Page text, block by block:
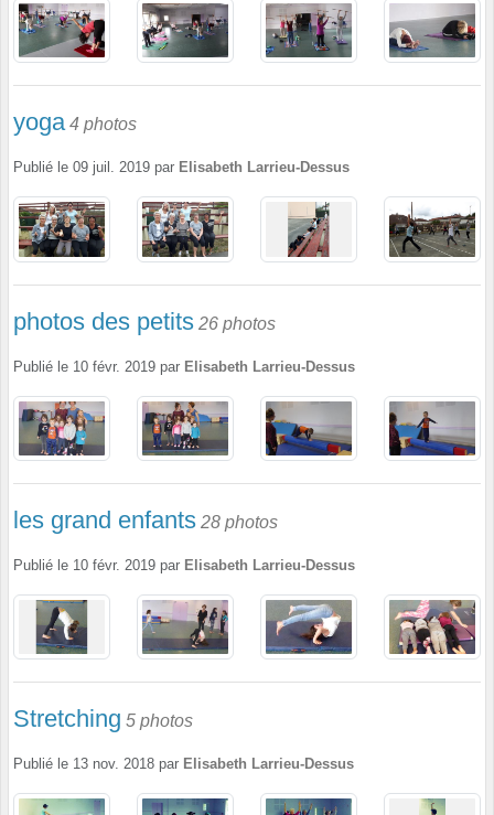
yoga 4 photos
Publié le 09 juil. 2019 par Elisabeth Larrieu-Dessus
photos des petits 26 photos
Publié le 10 févr. 2019 par Elisabeth Larrieu-Dessus
les grand enfants 28 photos
Publié le 10 févr. 2019 par Elisabeth Larrieu-Dessus
Stretching 5 photos
Publié le 13 nov. 2018 par Elisabeth Larrieu-Dessus